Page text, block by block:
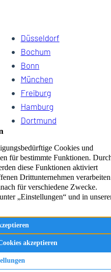
Düsseldorf
Bochum
Bonn
München
Freiburg
Hamburg
Dortmund
Kiel
Bremen
für Wohnen auf Zeit
Kontakt